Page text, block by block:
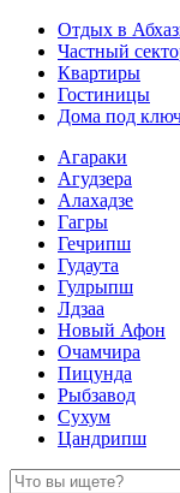
Отдых в
Частный
Квартиры
Гостиницы
Дома под
Агараки
Агудзера
Алахадзе
Гагры
Гечрипш
Гудаута
Гулрыпш
Лдзаа
Новый Афон
Очамчира
Пицунда
Рыбзавод
Сухум
Цандрипш